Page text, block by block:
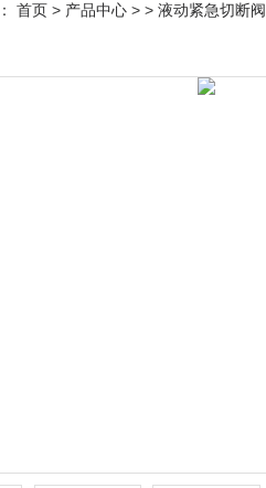
首页 > 产品中心 > > 液动紧急切断阀